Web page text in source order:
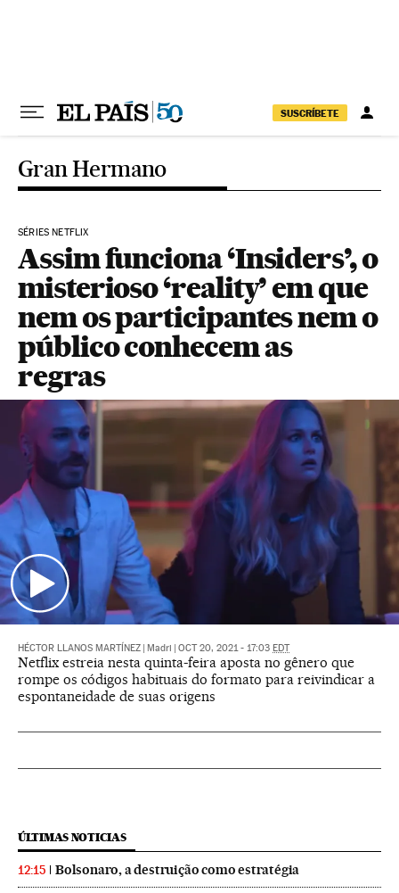
SUSCRÍBETE
Gran Hermano
SÉRIES NETFLIX
Assim funciona ‘Insiders’, o
misterioso ‘reality’ em que
nem os participantes nem o
público conhecem as
regras
HÉCTOR LLANOS MARTÍNEZ Madri OCT 20, 2021 - 17:03 EDT
Netflix estreia nesta quinta-feira aposta no gênero que
rompe os códigos habituais do formato para reivindicar a
espontaneidade de suas origens
ÚLTIMAS NOTICIAS
12:15 Bolsonaro, a destruição como estratégia